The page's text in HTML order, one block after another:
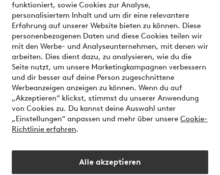
funktioniert, sowie Cookies zur Analyse,
personalisiertem Inhalt und um dir eine relevantere
Erfahrung auf unserer Website bieten zu können. Diese
personenbezogenen Daten und diese Cookies teilen wir
mit den Werbe- und Analyseunternehmen, mit denen wir
arbeiten. Dies dient dazu, zu analysieren, wie du die
Seite nutzt, um unsere Marketingkampagnen verbessern
und dir besser auf deine Person zugeschnittene
Werbeanzeigen anzeigen zu können. Wenn du auf
„Akzeptieren“ klickst, stimmst du unserer Anwendung
von Cookies zu. Du kannst deine Auswahl unter
„Einstellungen“ anpassen und mehr über unsere Cookie-
Richtlinie erfahren.
Alle akzeptieren
Bedingungen
Sichere Zahlungen - Jetzt bezahlen oder aufteilen
Möchtest du mehr über unsere
Zahlungsmöglichkeitenerfahren?